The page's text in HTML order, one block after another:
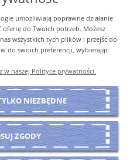
I DOSTAWA
STRONY
umożliwiają poprawne działanie
do Twoich potrzeb. Możesz
wszystkich tych plików i przejść do
do swoich preferencji, wybierając
w naszej Polityce prywatności.
NIEZBĘDNE
ZGODY